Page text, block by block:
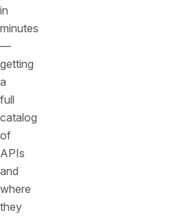
in
minutes
—
getting
a
full
catalog
of
APIs
and
where
they